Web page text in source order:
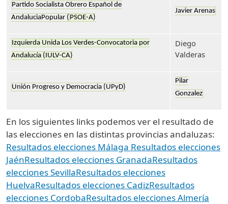
Partido Socialista Obrero Español de
AndaluciaPopular ( PSOE-A)
Javier Arenas
Izquierda Unida Los Verdes-Convocatoria por
Andalucía (IULV-CA)
Diego
Valderas
Unión Progreso y Democracia (UPyD)
Pilar
Gonzalez
En los siguientes links podemos ver el resultado de
las elecciones en las distintas provincias andaluzas:
Resultados elecciones Málaga Resultados elecciones
JaénResultados elecciones GranadaResultados
elecciones SevillaResultados elecciones
HuelvaResultados elecciones CadizResultados
elecciones CordobaResultados elecciones Almería